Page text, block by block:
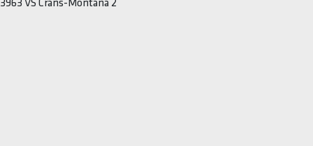
3963 VS Crans-Montana 2